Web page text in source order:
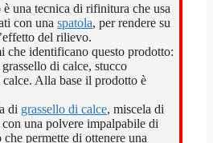
è una tecnica di rifinitura che usa
con una spatola, per rendere su
del rilievo.
che identificano questo prodotto:
di calce, stucco
calce. Alla base il prodotto è
di grassello di calce, miscela di
con una polvere impalpabile di
permette di ottenere una